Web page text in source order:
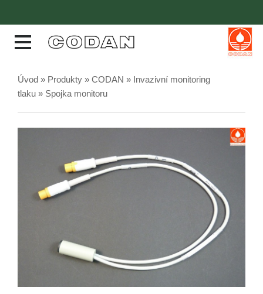
Úvod » Produkty » CODAN » Invazivní monitoring
tlaku » Spojka monitoru